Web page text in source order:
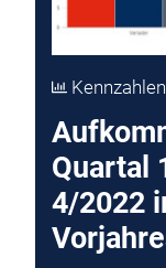
Kennzahlen
Quartal
4/2022